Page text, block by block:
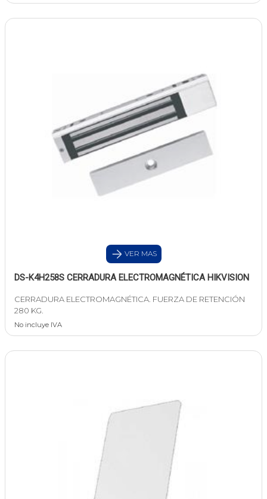
VER MAS
DS-K4H258S CERRADURA ELECTROMAGNÉTICA HIKVISION
CERRADURA ELECTROMAGNÉTICA. FUERZA DE RETENCIÓN
280 KG.
No incluye IVA